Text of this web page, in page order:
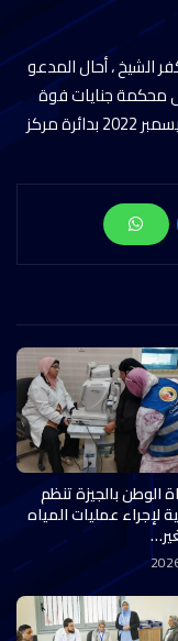
الشيخ ، أحال المدعو
إلى محكمة جنايات فوة
لإجراء محاكمته عما أسند إليه لأنه في يوم 4 ديسمبر 2022 بدائرة مركز
الوطن بالجيزة تنظم
لإجراء عمليات المياه